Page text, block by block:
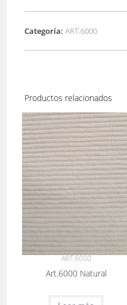
Categoría:ART.6000
Productos relacionados
ART.6000
Art.6000 Natural